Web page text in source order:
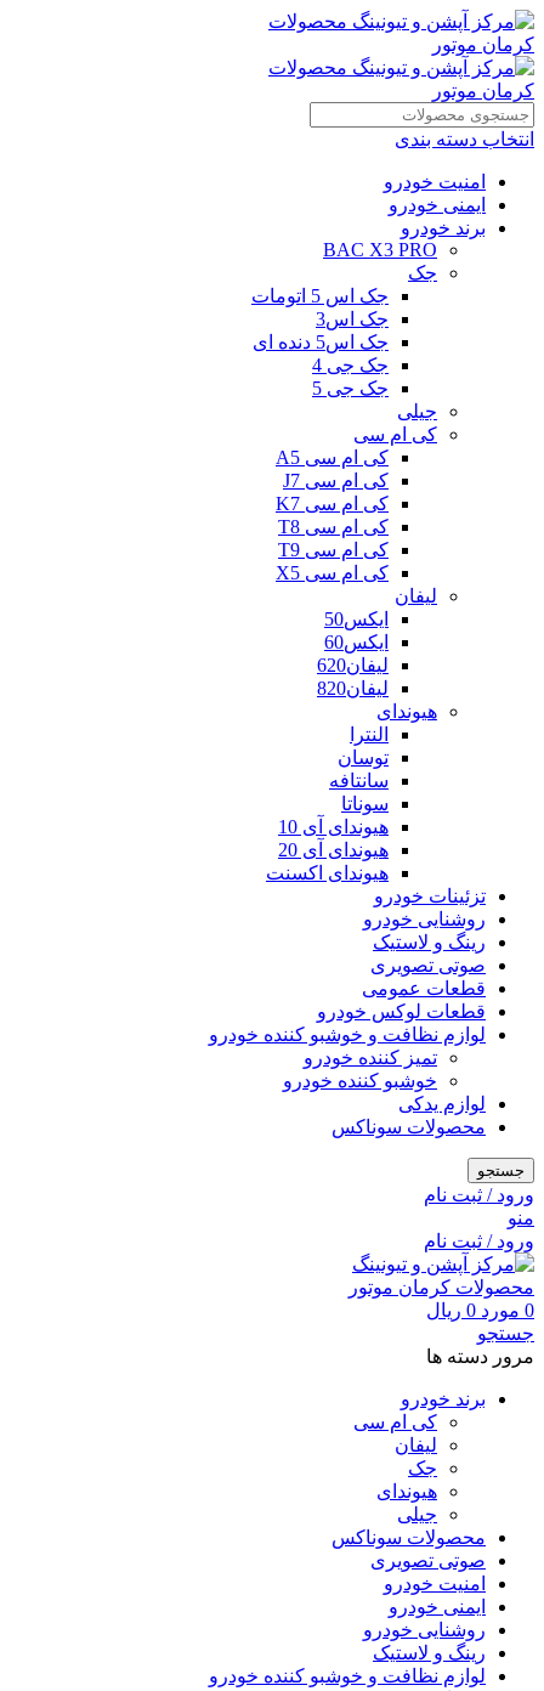
انتخاب دسته بندی
امنیت خودرو
ایمنی خودرو
برند خودرو
BAC X3 PRO
جک
جک اس 5 اتومات
جک اس3
جک اس5 دنده ای
جک جی 4
جک جی 5
جیلی
کی ام سی
کی ام سی A5
کی ام سی J7
کی ام سی K7
کی ام سی T8
کی ام سی T9
کی ام سی X5
لیفان
ایکس50
ایکس60
لیفان620
لیفان820
هیوندای
النترا
توسان
سانتافه
سوناتا
هیوندای آی 10
هیوندای آی 20
هیوندای اکسنت
تزئینات خودرو
روشنایی خودرو
رینگ و لاستیک
صوتی تصویری
قطعات عمومی
قطعات لوکس خودرو
لوازم نظافت و خوشبو کننده خودرو
تمیز کننده خودرو
خوشبو کننده خودرو
لوازم یدکی
محصولات سوناکس
جستجو
ورود / ثبت نام
منو
ورود / ثبت نام
0 مورد 0 ریال
جستجو
مرور دسته ها
برند خودرو
کی ام سی
لیفان
جک
هیوندای
جیلی
محصولات سوناکس
صوتی تصویری
امنیت خودرو
ایمنی خودرو
روشنایی خودرو
رینگ و لاستیک
لوازم نظافت و خوشبو کننده خودرو